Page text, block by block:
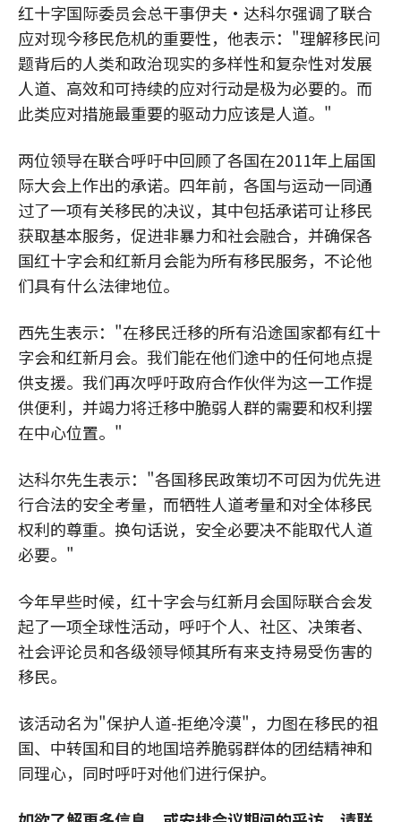
红十字国际委员会总干事伊夫·达科尔强调了联合
应对现今移民危机的重要性，他表示："理解移民问
题背后的人类和政治现实的多样性和复杂性对发展
人道、高效和可持续的应对行动是极为必要的。而
此类应对措施最重要的驱动力应该是人道。"
两位领导在联合呼吁中回顾了各国在2011年上届国
际大会上作出的承诺。四年前，各国与运动一同通
过了一项有关移民的决议，其中包括承诺可让移民
获取基本服务，促进非暴力和社会融合，并确保各
国红十字会和红新月会能为所有移民服务，不论他
们具有什么法律地位。
西先生表示："在移民迁移的所有沿途国家都有红十
字会和红新月会。我们能在他们途中的任何地点提
供支援。我们再次呼吁政府合作伙伴为这一工作提
供便利，并竭力将迁移中脆弱人群的需要和权利摆
在中心位置。"
达科尔先生表示："各国移民政策切不可因为优先进
行合法的安全考量，而牺牲人道考量和对全体移民
权利的尊重。换句话说，安全必要决不能取代人道
必要。"
今年早些时候，红十字会与红新月会国际联合会发
起了一项全球性活动，呼吁个人、社区、决策者、
社会评论员和各级领导倾其所有来支持易受伤害的
移民。
该活动名为"保护人道-拒绝冷漠"，力图在移民的祖
国、中转国和目的地国培养脆弱群体的团结精神和
同理心，同时呼吁对他们进行保护。